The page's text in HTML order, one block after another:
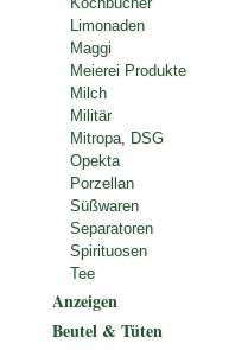
Limonaden
Maggi
Meierei Produkte
Milch
Militär
Mitropa, DSG
Opekta
Porzellan
Süßwaren
Separatoren
Spirituosen
Tee
Anzeigen
Beutel & Tüten